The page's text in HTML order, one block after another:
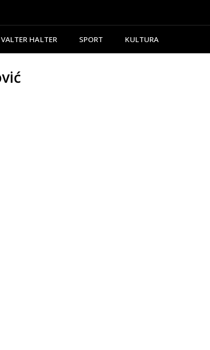
VALTER HALTER SPORT KULTURA